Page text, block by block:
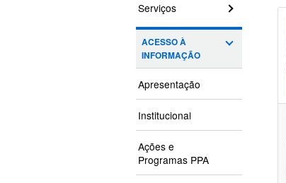
Serviços
ACESSO À
INFORMAÇÃO
Apresentação
Institucional
Ações e
Programas PPA